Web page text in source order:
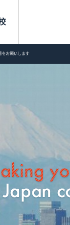
をお願いします